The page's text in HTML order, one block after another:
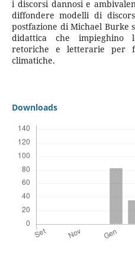
i discorsi dannosi e
diffondere modelli di
postfazione di Michael Burke
didattica che impieghino
retoriche e letterarie per
climatiche.
Downloads